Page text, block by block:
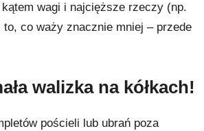
wagi i najcięższe rzeczy (np.
co waży znacznie mniej – przede
walizka na kółkach!
pościeli lub ubrań poza